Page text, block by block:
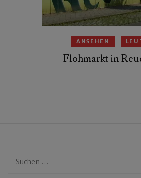
ANSEHEN
Flohmarkt in
Suchen